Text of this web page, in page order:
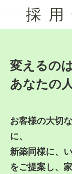
採
変えるの
あなたの
お客様の大切
に、
新築同様に、
をご提案し、